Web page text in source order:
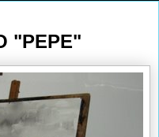
"PEPE"